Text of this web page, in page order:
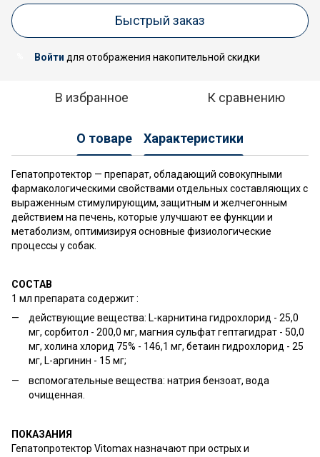
Быстрый заказ
Войти для отображения накопительной скидки
В избранное К сравнению
О товаре Характеристики
Гепатопротектор — препарат, обладающий совокупными
фармакологическими свойствами отдельных составляющих с
выраженным стимулирующим, защитным и желчегонным
действием на печень, которые улучшают ее функции и
метаболизм, оптимизируя основные физиологические
процессы у собак.
СОСТАВ
1 мл препарата содержит :
действующие вещества: L-карнитина гидрохлорид - 25,0
мг, сорбитол - 200,0 мг, магния сульфат гептагидрат - 50,0
мг, холина хлорид 75% - 146,1 мг, бетаин гидрохлорид - 25
мг, L-аргинин - 15 мг;
вспомогательные вещества: натрия бензоат, вода
очищенная.
ПОКАЗАНИЯ
Гепатопротектор Vitomax назначают при острых и